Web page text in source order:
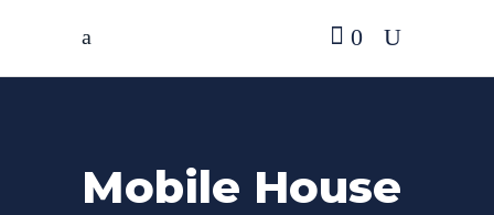
0
Mobile House